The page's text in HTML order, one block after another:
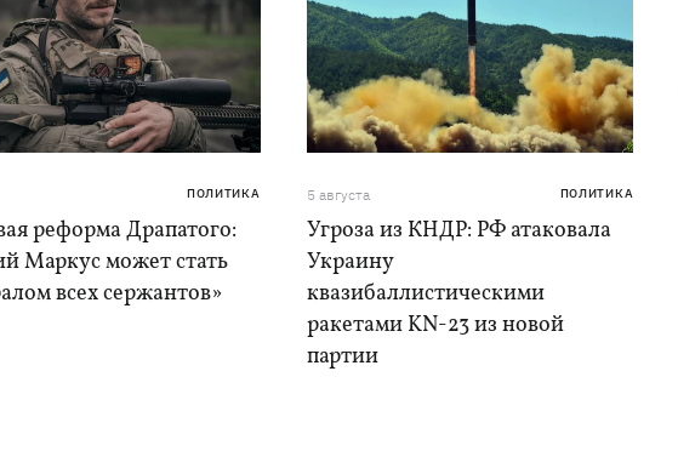
ПОЛИТИКА
реформа Драпатого:
Маркус может стать
всех сержантов»
5 августа ПОЛИТИКА
Угроза из КНДР: РФ атаковала
Украину
квазибаллистическими
ракетами KN-23 из новой
партии